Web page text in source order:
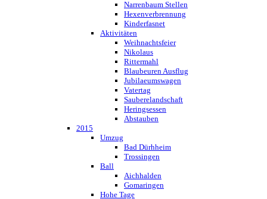
Narrenbaum Stellen
Hexenverbrennung
Kinderfasnet
Aktivitäten
Weihnachtsfeier
Nikolaus
Rittermahl
Blaubeuren Ausflug
Jubilaeumswagen
Vatertag
Sauberelandschaft
Heringsessen
Abstauben
2015
Umzug
Bad Dürhheim
Trossingen
Ball
Aichhalden
Gomaringen
Hohe Tage